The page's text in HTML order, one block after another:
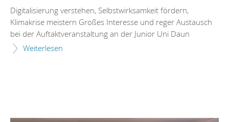
Digitalisierung verstehen, Selbstwirksamkeit fördern,
Klimakrise meistern Großes Interesse und reger Austausch
bei der Auftaktveranstaltung an der Junior Uni Daun
Weiterlesen